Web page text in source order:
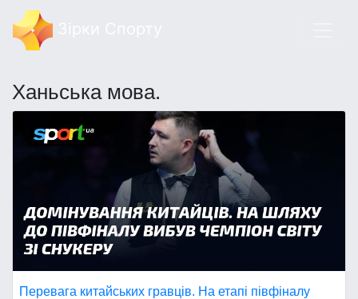
Ханьська мова.
Перевага китайських гравців. На етапі півфіналу